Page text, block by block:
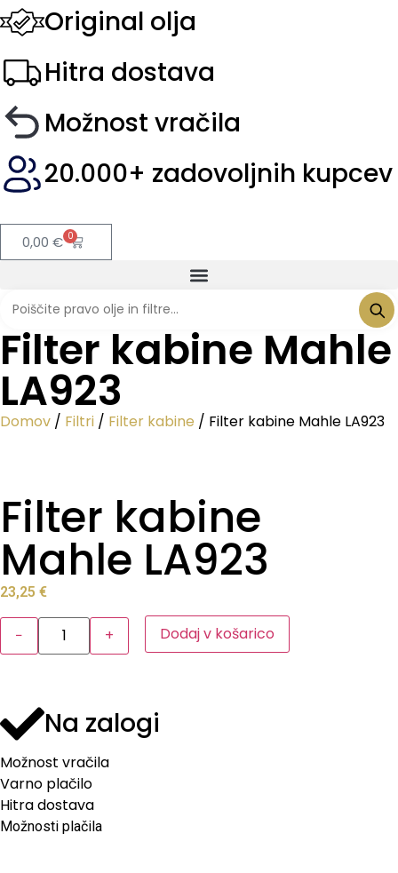
Original olja
Hitra dostava
Možnost vračila
20.000+ zadovoljnih kupcev
0,00 € 0
Filter kabine Mahle
LA923
Domov / Filtri / Filter kabine / Filter kabine Mahle LA923
Filter kabine
Mahle LA923
23,25 €
− + Dodaj v košarico
Na zalogi
Možnost vračila
Varno plačilo
Hitra dostava
Možnosti plačila